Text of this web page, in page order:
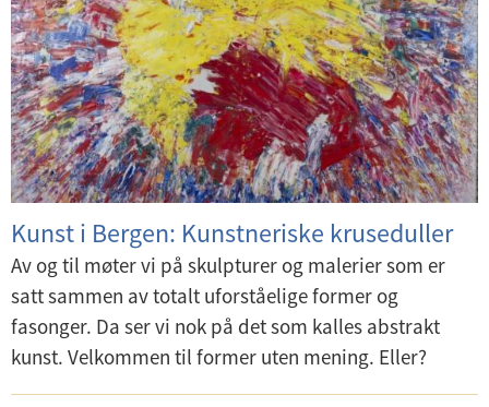
Kunst i Bergen: Kunstneriske kruseduller
Av og til møter vi på skulpturer og malerier som er
satt sammen av totalt uforståelige former og
fasonger. Da ser vi nok på det som kalles abstrakt
kunst. Velkommen til former uten mening. Eller?